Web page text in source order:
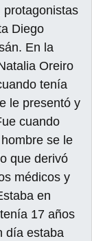
protagonistas
Diego
En la
Oreiro
tenía
le presentó y
cuando
se le
que derivó
médicos y
en
17 años
día estaba